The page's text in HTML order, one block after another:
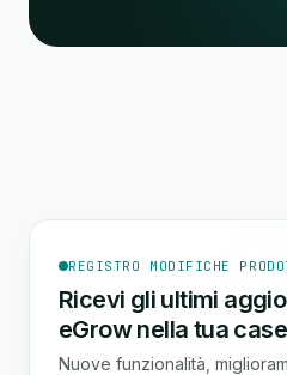
REGISTRO MODIFICHE
Ricevi gli ultimi
eGrow nella tua
Nuove funzionalità,